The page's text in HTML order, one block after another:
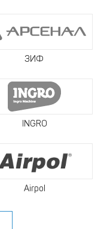
ЗИФ
INGRO
Airpol